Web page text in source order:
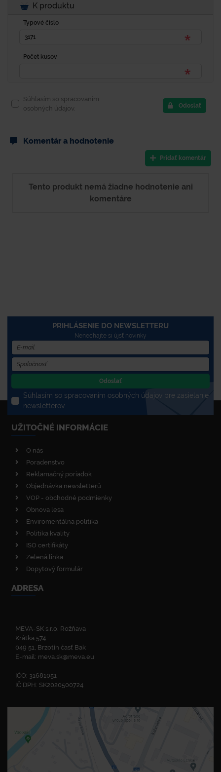
K produktu
Typové číslo
Počet kusov
Súhlasím so spracovaním
osobných údajov.
Odoslať
Komentár a hodnotenie
Pridať komentár
Tento produkt nemá žiadne hodnotenie ani
komentáre
PRIHLÁSENIE DO NEWSLETTERU
Nenechajte si újsť novinky
Odoslať
Súhlasím so spracovaním osobných údajov pre zasielanie
newsletterov
UŽITOČNÉ INFORMÁCIE
O nás
Poradenstvo
Reklamačný poriadok
Objednávka newsletterů
VOP - obchodné podmienky
Obnova lesa
Enviromentálna politika
Politika kvality
ISO certifikáty
Zelená linka
Dopytový formulár
ADRESA
MEVA-SK s.r.o. Rožňava
Krátka 574
049 51, Brzotín časť Bak
E-mail: meva.sk@meva.eu
IČO: 31681051
IČ DPH: SK2020500724